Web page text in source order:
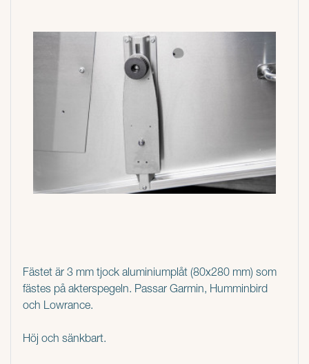
Fästet är 3 mm tjock aluminiumplåt (80x280 mm) som
fästes på akterspegeln. Passar Garmin, Humminbird
och Lowrance.
Höj och sänkbart.